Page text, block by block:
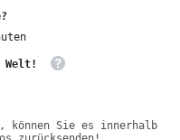
Welt!
können Sie es innerhalb